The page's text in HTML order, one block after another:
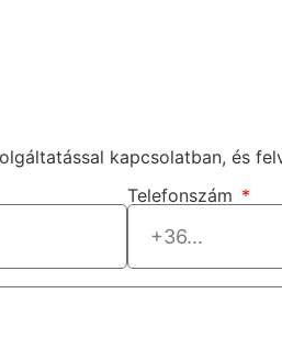
kapcsolatban, és
Telefonszám